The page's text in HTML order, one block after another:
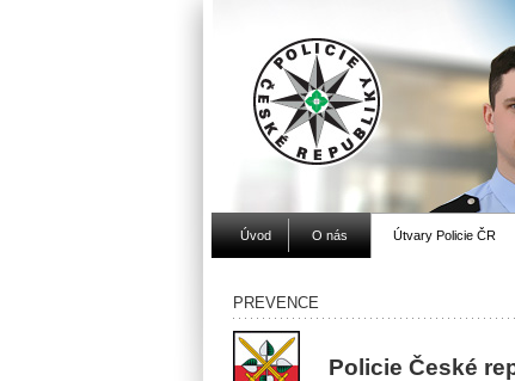
Úvod O nás Útvary Policie ČR
PREVENCE
Policie České